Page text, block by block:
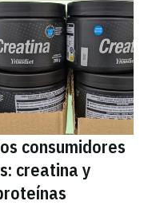
consumidores
creatina y